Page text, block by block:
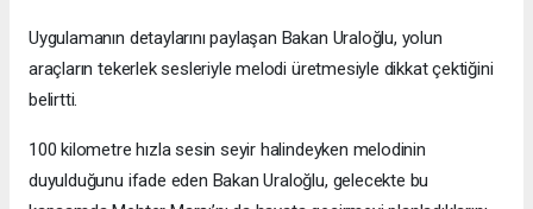
Uygulamanın detaylarını paylaşan Bakan Uraloğlu, yolun
araçların tekerlek sesleriyle melodi üretmesiyle dikkat çektiğini
belirtti.
100 kilometre hızla sesin seyir halindeyken melodinin
duyulduğunu ifade eden Bakan Uraloğlu, gelecekte bu